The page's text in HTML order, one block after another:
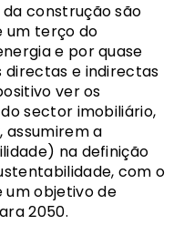
construção são
um terço do
e por quase
directas e indirectas
ver os
sector imobiliário,
, assumirem a
na definição
com o
objetivo de
2050.